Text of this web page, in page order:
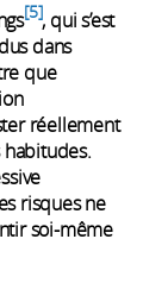
5 , qui s’est
dans
que
réellement
risques ne
soi-même